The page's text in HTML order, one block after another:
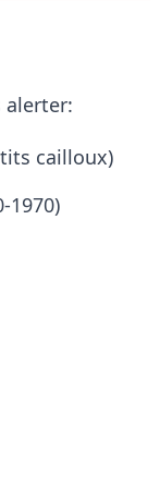
alerter:
cailloux)
1970)